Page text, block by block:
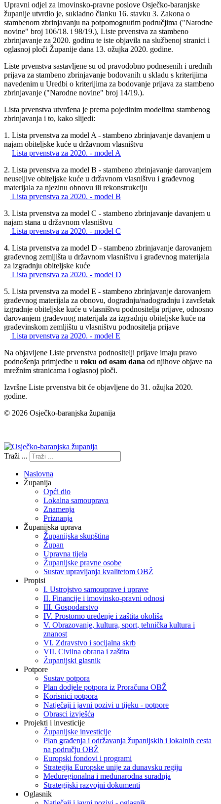
Upravni odjel za imovinsko-pravne poslove Osječko-baranjske
županije utvrdio je, sukladno članku 16. stavku 3. Zakona o
stambenom zbrinjavanju na potpomognutim područjima ("Narodne
novine" broj 106/18. i 98/19.), Liste prvenstva za stambeno
zbrinjavanje za 2020. godinu te iste objavila na službenoj stranici i
oglasnoj ploči Županije dana 13. ožujka 2020. godine.
Liste prvenstva sastavljene su od pravodobno podnesenih i urednih
prijava za stambeno zbrinjavanje bodovanih u skladu s kriterijima
navedenim u Uredbi o kriterijima za bodovanje prijava za stambeno
zbrinjavanje ("Narodne novine" broj 14/19.).
Lista prvenstva utvrđena je prema pojedinim modelima stambenog
zbrinjavanja i to, kako slijedi:
1. Lista prvenstva za model A - stambeno zbrinjavanje davanjem u
najam obiteljske kuće u državnom vlasništvu
Lista prvenstva za 2020. - model A
2. Lista prvenstva za model B - stambeno zbrinjavanje darovanjem
neuseljive obiteljske kuće u državnom vlasništvu i građevnog
materijala za njezinu obnovu ili rekonstrukciju
Lista prvenstva za 2020. - model B
3. Lista prvenstva za model C - stambeno zbrinjavanje davanjem u
najam stana u državnom vlasništvu
Lista prvenstva za 2020. - model C
4. Lista prvenstva za model D - stambeno zbrinjavanje darovanjem
građevnog zemljišta u državnom vlasništvu i građevnog materijala
za izgradnju obiteljske kuće
Lista prvenstva za 2020. - model D
5. Lista prvenstva za model E - stambeno zbrinjavanje darovanjem
građevnog materijala za obnovu, dogradnju/nadogradnju i završetak
izgradnje obiteljske kuće u vlasništvu podnositelja prijave, odnosno
darovanjem građevnog materijala za izgradnju obiteljske kuće na
građevinskom zemljištu u vlasništvu podnositelja prijave
Lista prvenstva za 2020. - model E
Na objavljene Liste prvenstva podnositelji prijave imaju pravo
podnošenja primjedbe u roku od osam dana od njihove objave na
mrežnim stranicama i oglasnoj ploči.
Izvršne Liste prvenstva bit će objavljene do 31. ožujka 2020.
godine.
© 2026 Osječko-baranjska županija
Traži ...
Naslovna
Županija
Opći dio
Lokalna samouprava
Znamenja
Priznanja
Županijska uprava
Županijska skupština
Župan
Upravna tijela
Županijske pravne osobe
Sustav upravljanja kvalitetom OBŽ
Propisi
I. Ustrojstvo samouprave i uprave
II. Financije i imovinsko-pravni odnosi
III. Gospodarstvo
IV. Prostorno uređenje i zaštita okoliša
V. Obrazovanje, kultura, sport, tehnička kultura i
znanost
VI. Zdravstvo i socijalna skrb
VII. Civilna obrana i zaštita
Županijski glasnik
Potpore
Sustav potpora
Plan dodjele potpora iz Proračuna OBŽ
Korisnici potpora
Natječaji i javni pozivi u tijeku - potpore
Obrasci izvješća
Projekti i investicije
Županijske investicije
Plan građenja i održavanja županijskih i lokalnih cesta
na području OBŽ
Europski fondovi i programi
Strategija Europske unije za dunavsku regiju
Međuregionalna i međunarodna suradnja
Strategijski razvojni dokumenti
Oglasnik